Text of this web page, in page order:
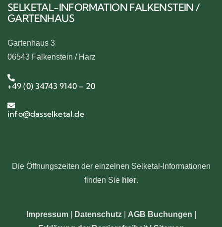
SELKETAL-INFORMATION FALKENSTEIN /
GARTENHAUS
Gartenhaus 3
06543 Falkenstein / Harz
+49 (0) 34743 9140 – 20
info@dasselketal.de
Die Öffnungszeiten der einzelnen Selketal-Informationen
finden Sie hier.
Impressum| Datenschutz| AGB Buchungen